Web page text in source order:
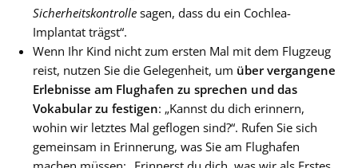
Sicherheitskontrolle sagen, dass du ein Cochlea-
Implantat trägst“.
Wenn Ihr Kind nicht zum ersten Mal mit dem Flugzeug
reist, nutzen Sie die Gelegenheit, um über vergangene
Erlebnisse am Flughafen zu sprechen und das
Vokabular zu festigen: „Kannst du dich erinnern,
wohin wir letztes Mal geflogen sind?“. Rufen Sie sich
gemeinsam in Erinnerung, was Sie am Flughafen